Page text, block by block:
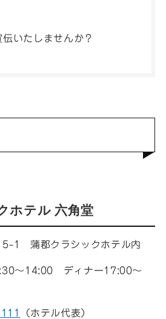
いたしませんか？
ホテル 六角堂
1 蒲郡クラシックホテル内
～14:00 ディナー17:00～
（ホテル代表）